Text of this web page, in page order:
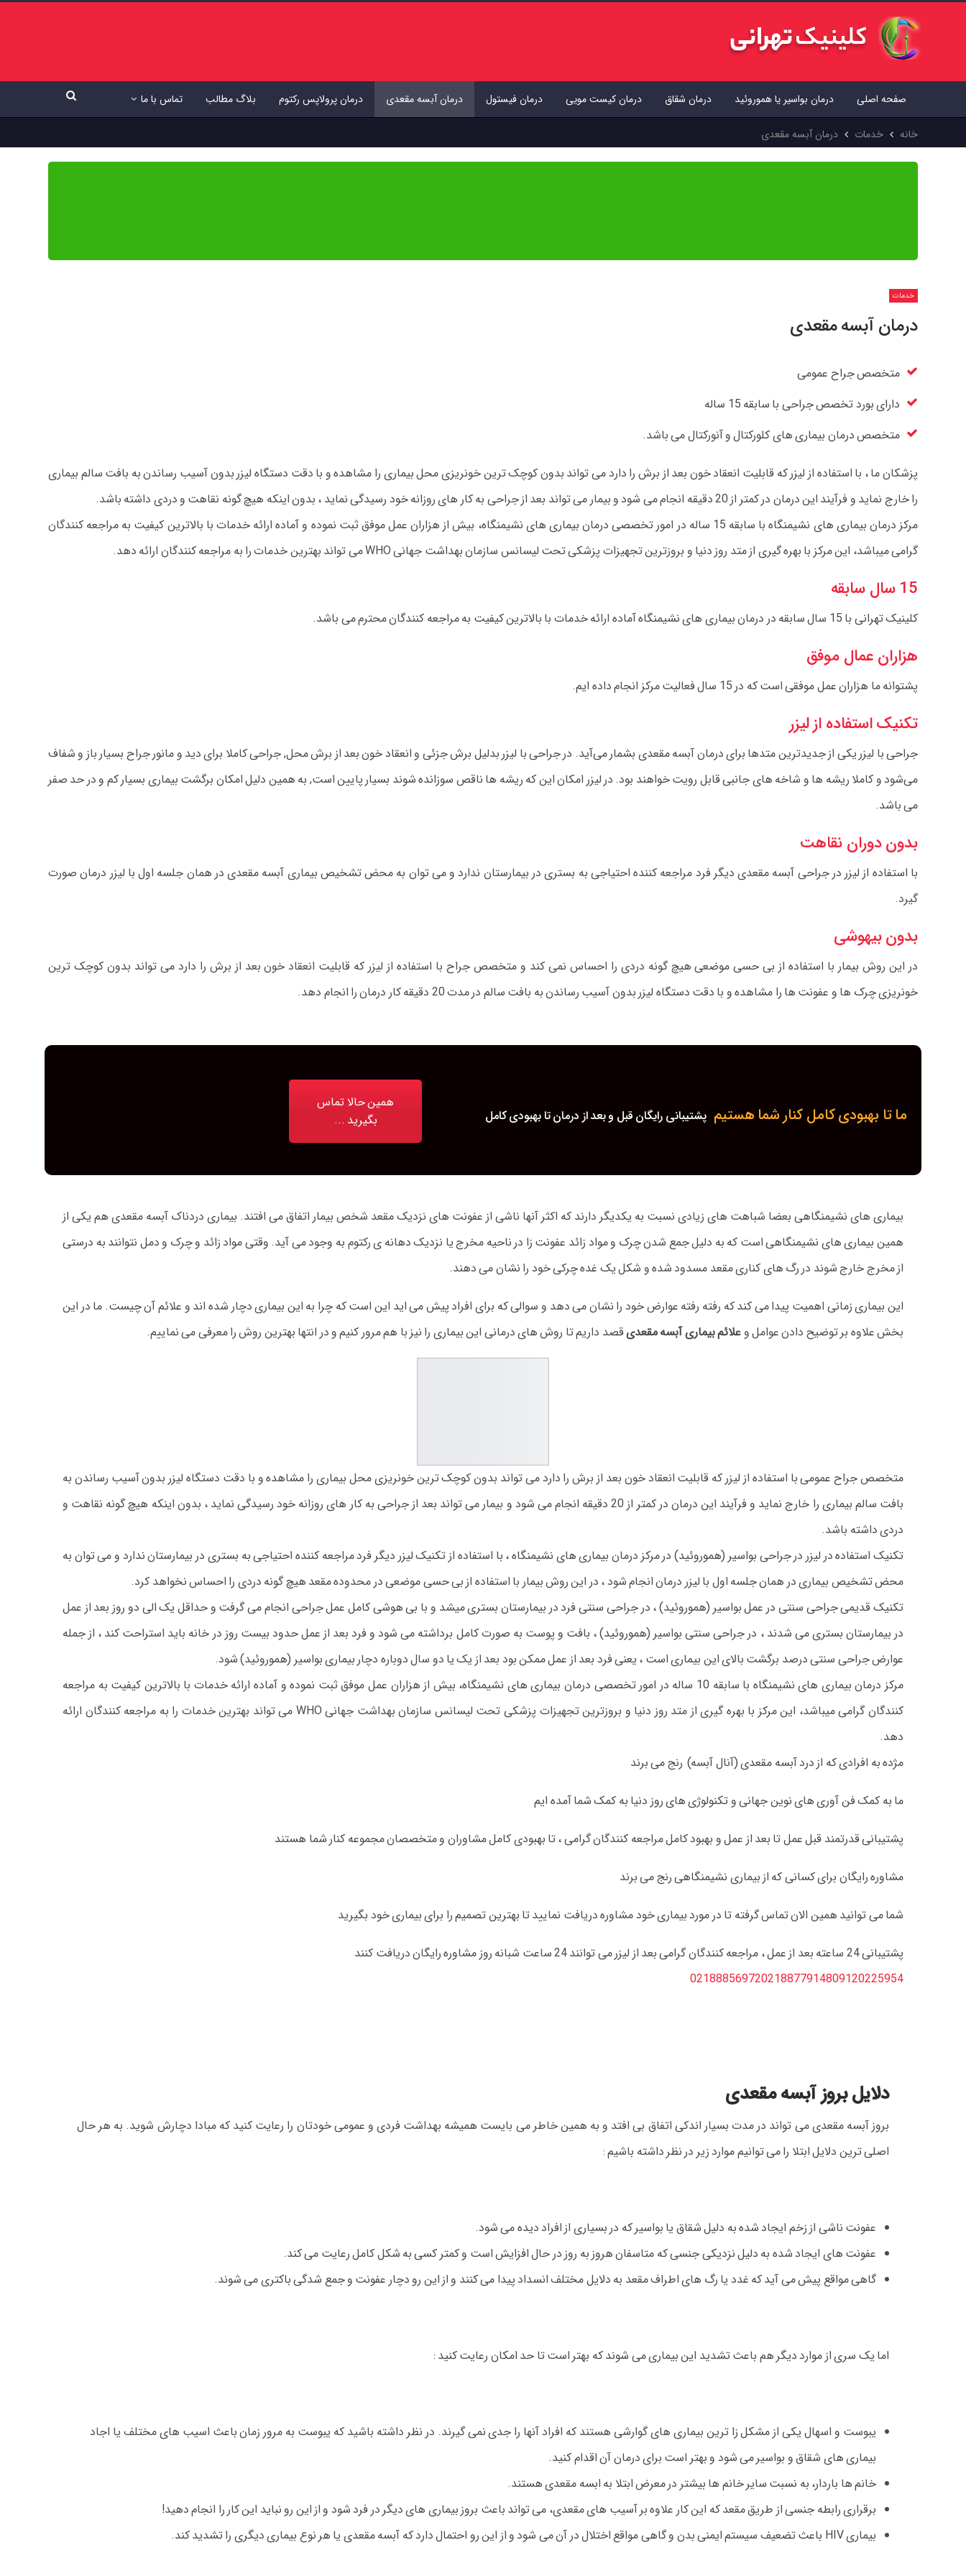
صفحه اصلی درمان بواسیر یا هموروئید درمان شقاق درمان کیست مویی درمان فیستول درمان آبسه مقعدی درمان پرولاپس رکتوم بلاگ مطالب تماس با ما
خانه خدمات درمان آبسه مقعدی
خدمات
درمان آبسه مقعدی
متخصص جراح عمومی
دارای بورد تخصص جراحی با سابقه 15 ساله
متخصص درمان بیماری های کلورکتال و آنورکتال می باشد.
پزشکان ما ، با استفاده از لیزر که قابلیت انعقاد خون بعد از برش را دارد می تواند بدون کوچک ترین خونریزی محل بیماری را مشاهده و با دقت دستگاه لیزر بدون آسیب رساندن به بافت سالم بیماری
را خارج نماید و فرآیند این درمان در کمتر از 20 دقیقه انجام می شود و بیمار می تواند بعد از جراحی به کار های روزانه خود رسیدگی نماید ، بدون اینکه هیچ گونه نقاهت و دردی داشته باشد.
مرکز درمان بیماری های نشیمنگاه با سابقه 15 ساله در امور تخصصی درمان بیماری های نشیمنگاه، بیش از هزاران عمل موفق ثبت نموده و آماده ارائه خدمات با بالاترین کیفیت به مراجعه کنندگان
گرامی میباشد، این مرکز با بهره گیری از متد روز دنیا و بروزترین تجهیزات پزشکی تحت لیسانس سازمان بهداشت جهانی WHO می تواند بهترین خدمات را به مراجعه کنندگان ارائه دهد.
15 سال سابقه
کلینیک تهرانی با 15 سال سابقه در درمان بیماری های نشیمنگاه آماده ارائه خدمات با بالاترین کیفیت به مراجعه کنندگان محترم می باشد.
هزاران عمال موفق
پشتوانه ما هزاران عمل موفقی است که در 15 سال فعالیت مرکز انجام داده ایم.
تکنیک استفاده از لیزر
جراحی با لیزر یکی از جدیدترین متدها برای درمان آبسه مقعدی بشمار می‌آید. در جراحی با لیزر بدلیل برش جزئی و انعقاد خون بعد از برش محل, جراحی کاملا برای دید و مانور جراح بسیار باز و شفاف
می‌شود و کاملا ریشه ها و شاخه های جانبی قابل رویت خواهند بود. در لیزر امکان این که ریشه ها ناقص سوزانده شوند بسیار پایین است, به همین دلیل امکان برگشت بیماری بسیار کم و در حد صفر
می باشد.
بدون دوران نقاهت
با استفاده از لیزر در جراحی آبسه مقعدی دیگر فرد مراجعه کننده احتیاجی به بستری در بیمارستان ندارد و می توان به محض تشخیص بیماری آبسه مقعدی در همان جلسه اول با لیزر درمان صورت
گیرد.
بدون بیهوشی
در این روش بیمار با استفاده از بی حسی موضعی هیچ گونه دردی را احساس نمی کند و متخصص جراح با استفاده از لیزر که قابلیت انعقاد خون بعد از برش را دارد می تواند بدون کوچک ترین
خونریزی چرک ها و عفونت ها را مشاهده و با دقت دستگاه لیزر بدون آسیب رساندن به بافت سالم در مدت 20 دقیقه کار درمان را انجام دهد.
ما تا بهبودی کامل کنار شما هستیم پشتیبانی رایگان قبل و بعد از درمان تا بهبودی کامل
همین حالا تماس
بگیرید ...
بیماری های نشیمنگاهی بعضا شباهت های زیادی نسبت به یکدیگر دارند که اکثر آنها ناشی از عفونت های نزدیک مقعد شخص بیمار اتفاق می افتند. بیماری دردناک آبسه مقعدی هم یکی از
همین بیماری های نشیمنگاهی است که به دلیل جمع شدن چرک و مواد زائد عفونت زا در ناحیه مخرج یا نزدیک دهانه ی رکتوم به وجود می آید. وقتی مواد زائد و چرک و دمل نتوانند به درستی
از مخرج خارج شوند در رگ های کناری مقعد مسدود شده و شکل یک غده چرکی خود را نشان می دهند.
این بیماری زمانی اهمیت پیدا می کند که رفته رفته عوارض خود را نشان می دهد و سوالی که برای افراد پیش می اید این است که چرا به این بیماری دچار شده اند و علائم آن چیست. ما در این
بخش علاوه بر توضیح دادن عوامل و علائم بیماری آبسه مقعدیقصد داریم تا روش های درمانی این بیماری را نیز با هم مرور کنیم و در انتها بهترین روش را معرفی می نماییم.
متخصص جراح عمومی با استفاده از لیزر که قابلیت انعقاد خون بعد از برش را دارد می تواند بدون کوچک ترین خونریزی محل بیماری را مشاهده و با دقت دستگاه لیزر بدون آسیب رساندن به
بافت سالم بیماری را خارج نماید و فرآیند این درمان در کمتر از 20 دقیقه انجام می شود و بیمار می تواند بعد از جراحی به کار های روزانه خود رسیدگی نماید ، بدون اینکه هیچ گونه نقاهت و
دردی داشته باشد.
تکنیک استفاده در لیزر در جراحی بواسیر (هموروئید) در مرکز درمان بیماری های نشیمنگاه ، با استفاده از تکنیک لیزر دیگر فرد مراجعه کننده احتیاجی به بستری در بیمارستان ندارد و می توان به
محض تشخیص بیماری در همان جلسه اول با لیزر درمان انجام شود ، در این روش بیمار با استفاده از بی حسی موضعی در محدوده مقعد هیچ گونه دردی را احساس نخواهد کرد.
تکنیک قدیمی جراحی سنتی در عمل بواسیر (هموروئید) ، در جراحی سنتی فرد در بیمارستان بستری میشد و با بی هوشی کامل عمل جراحی انجام می گرفت و حداقل یک الی دو روز بعد از عمل
در بیمارستان بستری می شدند ، در جراحی سنتی بواسیر (هموروئید) ، بافت و پوست به صورت کامل برداشته می شود و فرد بعد از عمل حدود بیست روز در خانه باید استراحت کند ، از جمله
عوارض جراحی سنتی درصد برگشت بالای این بیماری است ، یعنی فرد بعد از عمل ممکن بود بعد از یک یا دو سال دوباره دچار بیماری بواسیر (هموروئید) شود.
مرکز درمان بیماری های نشیمنگاه با سابقه 10 ساله در امور تخصصی درمان بیماری های نشیمنگاه، بیش از هزاران عمل موفق ثبت نموده و آماده ارائه خدمات با بالاترین کیفیت به مراجعه
کنندگان گرامی میباشد، این مرکز با بهره گیری از متد روز دنیا و بروزترین تجهیزات پزشکی تحت لیسانس سازمان بهداشت جهانی WHO می تواند بهترین خدمات را به مراجعه کنندگان ارائه
دهد.
مژده به افرادی که از درد آبسه مقعدی (آنال آبسه) رنج می برند
ما به کمک فن آوری های نوین جهانی و تکنولوژی های روز دنیا به کمک شما آمده ایم
پشتیبانی قدرتمند قبل عمل تا بعد از عمل و بهبود کامل مراجعه کنندگان گرامی ، تا بهبودی کامل مشاوران و متخصصان مجموعه کنار شما هستند
مشاوره رایگان برای کسانی که از بیماری نشیمنگاهی رنج می برند
شما می توانید همین الان تماس گرفته تا در مورد بیماری خود مشاوره دریافت نمایید تا بهترین تصمیم را برای بیماری خود بگیرید
پشتیبانی 24 ساعته بعد از عمل ، مراجعه کنندگان گرامی بعد از لیزر می توانند 24 ساعت شبانه روز مشاوره رایگان دریافت کنند
021888569720218877914809120225954
دلایل بروز آبسه مقعدی
بروز آبسه مقعدی می تواند در مدت بسیار اندکی اتفاق بی افتد و به همین خاطر می بایست همیشه بهداشت فردی و عمومی خودتان را رعایت کنید که مبادا دچارش شوید. به هر حال
اصلی ترین دلایل ابتلا را می توانیم موارد زیر در نظر داشته باشیم :
عفونت ناشی از زخم ایجاد شده به دلیل شقاق یا بواسیر که در بسیاری از افراد دیده می شود.
عفونت های ایجاد شده به دلیل نزدیکی جنسی که متاسفان هروز به روز در حال افزایش است و کمتر کسی به شکل کامل رعایت می کند.
گاهی مواقع پیش می آید که غدد یا رگ های اطراف مقعد به دلایل مختلف انسداد پیدا می کنند و از این رو دچار عفونت و جمع شدگی باکتری می شوند.
اما یک سری از موارد دیگر هم باعث تشدید این بیماری می شوند که بهتر است تا حد امکان رعایت کنید :
یبوست و اسهال یکی از مشکل زا ترین بیماری های گوارشی هستند که افراد آنها را جدی نمی گیرند. در نظر داشته باشید که یبوست به مرور زمان باعث اسیب های مختلف یا اجاد
بیماری های شقاق و بواسیر می شود و بهتر است برای درمان آن اقدام کنید.
خانم ها باردار، به نسبت سایر خانم ها بیشتر در معرض ابتلا به ابسه مقعدی هستند.
برقراری رابطه جنسی از طریق مقعد که این کار علاوه بر آسیب های مقعدی، می تواند باعث بروز بیماری های دیگر در فرد شود و از این رو نباید این کار را انجام دهید!
بیماری HIV باعث تضعیف سیستم ایمنی بدن و گاهی مواقع اختلال در آن می شود و از این رو احتمال دارد که آبسه مقعدی یا هر نوع بیماری دیگری را تشدید کند.